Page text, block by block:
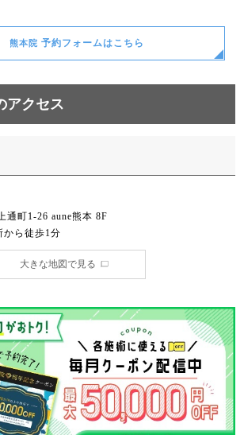
熊本院 予約フォームはこちら
アクセス
通町1-26 aune熊本 8F
から徒歩1分
大きな地図で見る